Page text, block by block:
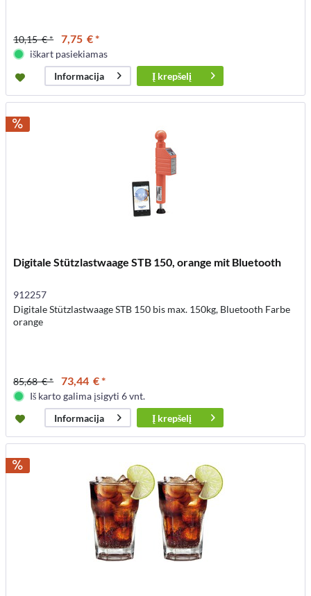
10,15 € * 7,75 € *
iškart pasiekiamas
Informacija
Į krepšelį
Digitale Stützlastwaage STB 150, orange mit Bluetooth
912257
Digitale Stützlastwaage STB 150 bis max. 150kg, Bluetooth Farbe
orange
85,68 € * 73,44 € *
Iš karto galima įsigyti 6 vnt.
Informacija
Į krepšelį